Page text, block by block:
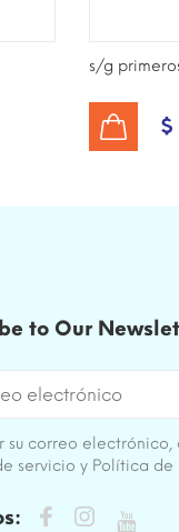
s/g
$
to Our
su correo electrónico,
servicio y Política